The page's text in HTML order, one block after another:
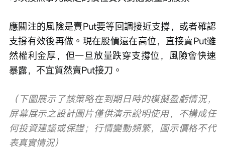
應關注的風險是賣Put要等回調接近支撐，或者確認
支撐有效後再做。現在股價還在高位，直接賣Put雖
然權利金厚，但一旦放量跌穿支撐位，風險會快速
暴露，不宜貿然賣Put接刀。
（下圖展示了該策略在到期日時的模擬盈虧情況，
屏幕展示之設計圖片僅供演示說明使用，不構成任
何投資建議或保證；行情變動頻繁，圖示價格不代
表真實情況）